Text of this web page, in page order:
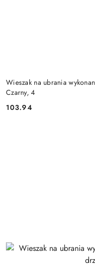
Wieszak na ubrania
Czarny, 4
Cena:
103.94